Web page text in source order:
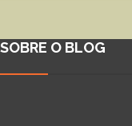
SOBRE O BLOG